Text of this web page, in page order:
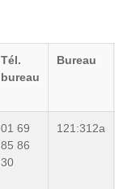
Tél.
bureau
Bureau
01 69
85 86
30
121:312a